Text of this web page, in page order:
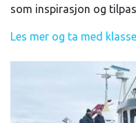
som inspirasjon og
Les mer og ta med